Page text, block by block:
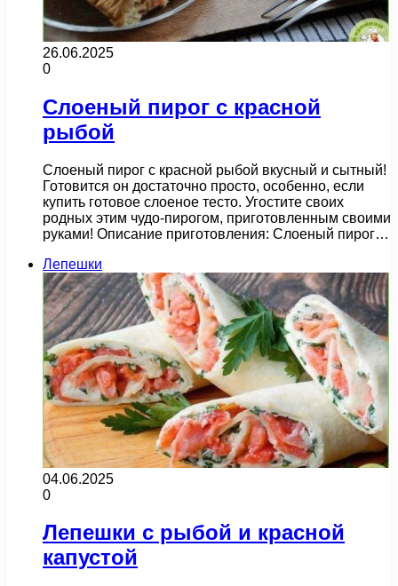
26.06.2025
0
Слоеный пирог с красной
рыбой
Слоеный пирог с красной рыбой вкусный и сытный!
Готовится он достаточно просто, особенно, если
купить готовое слоеное тесто. Угостите своих
родных этим чудо-пирогом, приготовленным своими
руками! Описание приготовления: Слоеный пирог…
Лепешки
04.06.2025
0
Лепешки с рыбой и красной
капустой